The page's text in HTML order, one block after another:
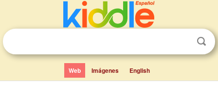
Web Imágenes English